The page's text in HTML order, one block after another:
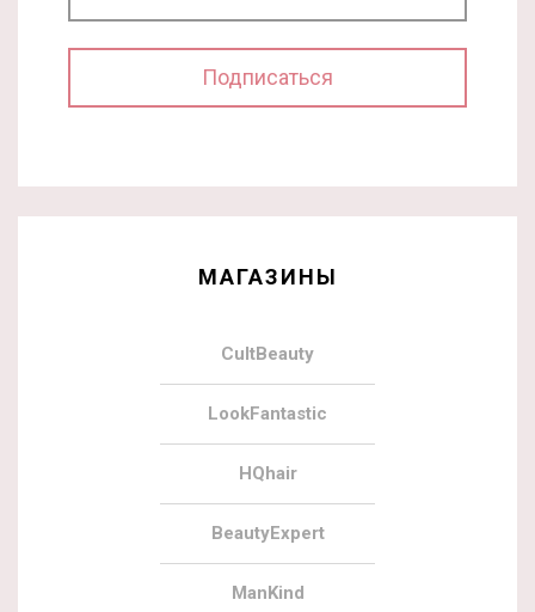
МАГАЗИНЫ
CultBeauty
LookFantastic
HQhair
BeautyExpert
ManKind